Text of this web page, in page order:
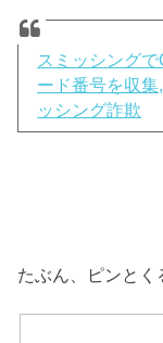
スミッシング
ード番号を収
ッシング詐欺
たぶん、ピンとく